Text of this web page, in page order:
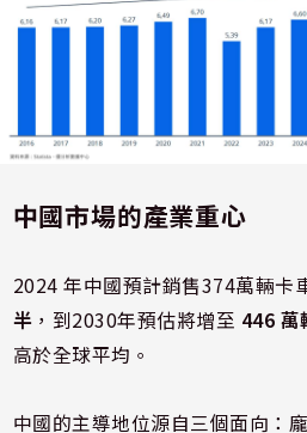
中國市場的產業重心
2024 年中國預計銷售374萬輛卡
半 ，到2030年預估將增至 446 萬
高於全球平均。
中國的主導地位源自三個面向：